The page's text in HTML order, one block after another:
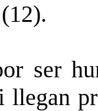
ser
llegan